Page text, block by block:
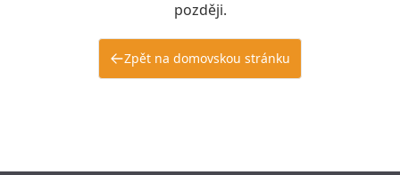
později.
Zpět na domovskou stránku